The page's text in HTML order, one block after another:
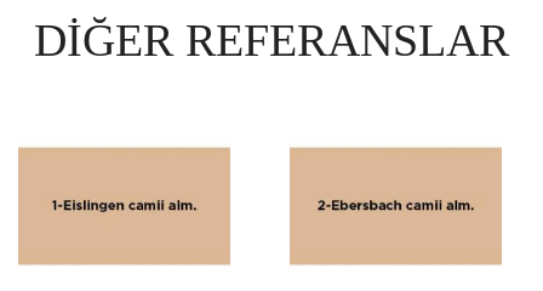
DIĞER REFERANSLAR